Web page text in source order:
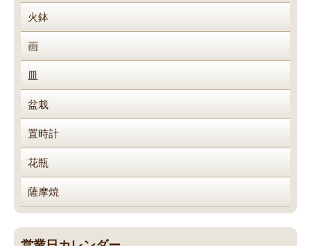
火鉢
画
皿
盆栽
置時計
花瓶
薩摩焼